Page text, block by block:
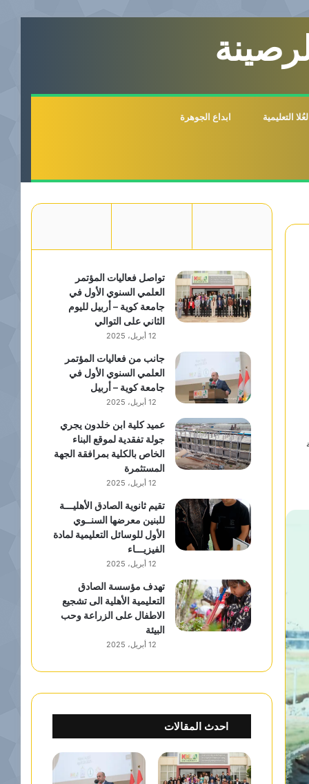
التعليمية ابداع الجوهرة
تواصل فعاليات المؤتمر
العلمي السنوي الأول في
جامعة كوية – أربيل لليوم
الثاني على التوالي
12 أبريل، 2025
جانب من فعاليات المؤتمر
العلمي السنوي الأول في
جامعة كوية – أربيل
12 أبريل، 2025
عميد كلية ابن خلدون يجري
جولة تفقدية لموقع البناء
الخاص بالكلية بمرافقة الجهة
المستثمرة
12 أبريل، 2025
تقيم ثانوية الصادق الأهليـــة
للبنين معرضها السنــوي
الأول للوسائل التعليمية لمادة
الفيزيـــاء
12 أبريل، 2025
تهدف مؤسسة الصادق
التعليمية الأهلية الى تشجيع
الاطفال على الزراعة وحب
البيئة
12 أبريل، 2025
احدث المقالات